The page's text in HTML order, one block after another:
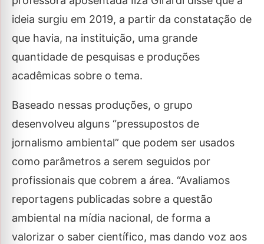
ideia surgiu em 2019, a partir da constatação de
que havia, na instituição, uma grande
quantidade de pesquisas e produções
acadêmicas sobre o tema.
Baseado nessas produções, o grupo
desenvolveu alguns “pressupostos de
jornalismo ambiental” que podem ser usados
como parâmetros a serem seguidos por
profissionais que cobrem a área. “Avaliamos
reportagens publicadas sobre a questão
ambiental na mídia nacional, de forma a
valorizar o saber científico, mas dando voz aos